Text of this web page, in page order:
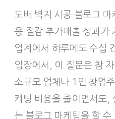
도배 벽지 시공 블로그 마
용 절감 추가매출 성과가
업계에서 하루에도 수십
입장에서, 이 질문은 참
소규모 업체나 1인 창업
케팅 비용을 줄이면서도,
는 블로그 마케팅을 할 수